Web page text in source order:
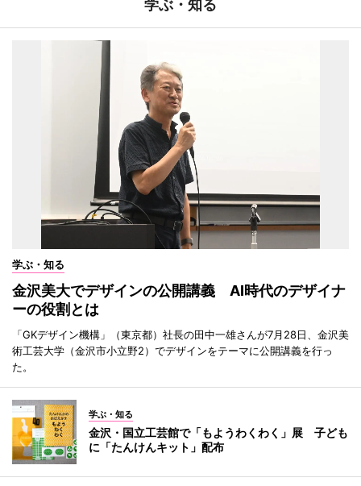
学ぶ・知る
学ぶ・知る
金沢美大でデザインの公開講義 AI時代のデザイナ
ーの役割とは
「GKデザイン機構」（東京都）社長の田中一雄さんが7月28日、金沢美
術工芸大学（金沢市小立野2）でデザインをテーマに公開講義を行っ
た。
学ぶ・知る
金沢・国立工芸館で「もようわくわく」展 子ども
に「たんけんキット」配布